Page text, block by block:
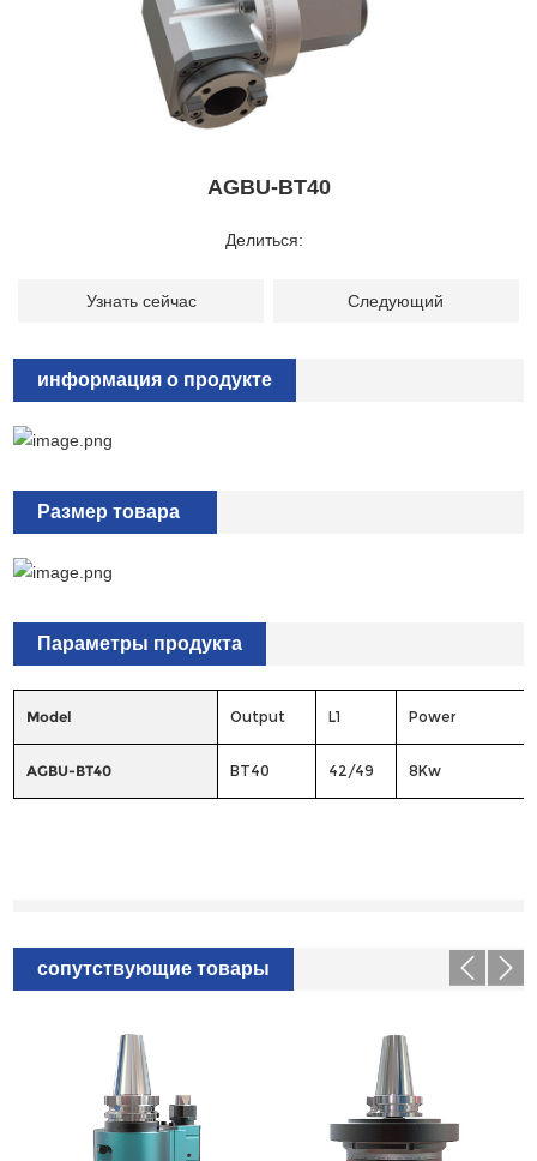
AGBU-BT40
Делиться:
Узнать сейчас Следующий
информация о продукте
Размер товара
Параметры продукта
Model Output L1 Power
AGBU-BT40 BT40 42/49 8Kw
сопутствующие товары